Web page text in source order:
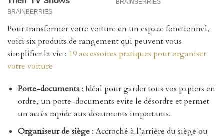
Pour transformer votre voiture en un espace fonctionnel,
voici six produits de rangement qui peuvent vous
simplifier la vie : 19 accessoires pratiques pour organiser
votre voiture
Porte-documents: Idéal pour garder tous vos papiers en
ordre, un porte-documents evite le désordre et permet
un accès rapide aux documents importants.
Organiseur de siège: Accroché à l’arrière du siège ou